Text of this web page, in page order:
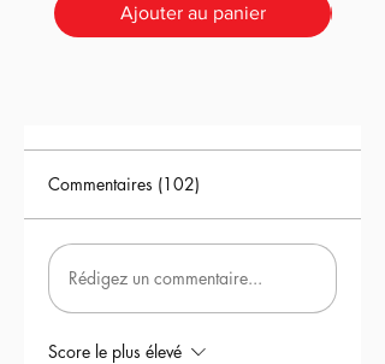
Ajouter au panier
Commentaires (102)
Rédigez un commentaire...
Score le plus élevé